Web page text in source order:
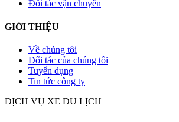
Đối tác vận chuyển
GIỚI THIỆU
Về chúng tôi
Đối tác của chúng tôi
Tuyển dụng
Tin tức công ty
DỊCH VỤ XE DU LỊCH